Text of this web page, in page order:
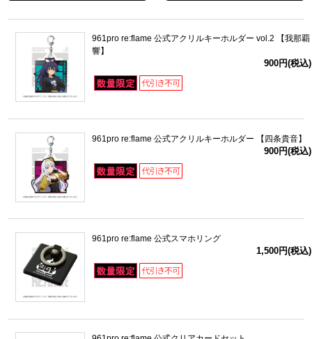
961pro re:flame 公式アクリルキーホルダー vol.2 【我那覇
響】
900円(税込)
961pro re:flame 公式アクリルキーホルダー 【四条貴音】
900円(税込)
961pro re:flame 公式スマホリング
1,500円(税込)